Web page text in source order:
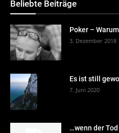
Beliebte Beiträge
Poker –
3. Dezember 2018
Es ist still
7. Juni 2020
…wenn der